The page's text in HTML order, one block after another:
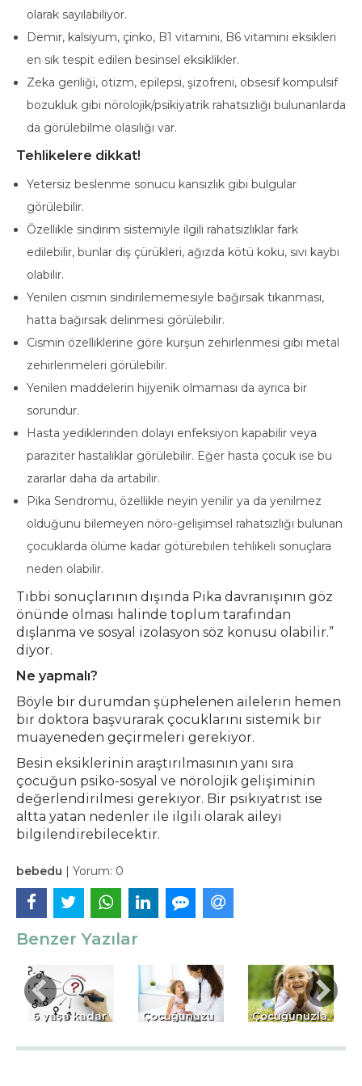
olarak sayılabiliyor.
Demir, kalsiyum, çinko, B1 vitamini, B6 vitamini eksikleri
en sık tespit edilen besinsel eksiklikler.
Zeka geriliği, otizm, epilepsi, şizofreni, obsesif kompulsif
bozukluk gibi nörolojik/psikiyatrik rahatsızlığı bulunanlarda
da görülebilme olasılığı var.
Tehlikelere dikkat!
Yetersiz beslenme sonucu kansızlık gibi bulgular
görülebilir.
Özellikle sindirim sistemiyle ilgili rahatsızlıklar fark
edilebilir, bunlar diş çürükleri, ağızda kötü koku, sıvı kaybı
olabilir.
Yenilen cismin sindirilememesiyle bağırsak tıkanması,
hatta bağırsak delinmesi görülebilir.
Cismin özelliklerine göre kurşun zehirlenmesi gibi metal
zehirlenmeleri görülebilir.
Yenilen maddelerin hijyenik olmaması da ayrıca bir
sorundur.
Hasta yediklerinden dolayı enfeksiyon kapabilir veya
paraziter hastalıklar görülebilir. Eğer hasta çocuk ise bu
zararlar daha da artabilir.
Pika Sendromu, özellikle neyin yenilir ya da yenilmez
olduğunu bilemeyen nöro-gelişimsel rahatsızlığı bulunan
çocuklarda ölüme kadar götürebilen tehlikeli sonuçlara
neden olabilir.
Tıbbi sonuçlarının dışında Pika davranışının göz
önünde olması halinde toplum tarafından
dışlanma ve sosyal izolasyon söz konusu olabilir.”
diyor.
Ne yapmalı?
Böyle bir durumdan şüphelenen ailelerin hemen
bir doktora başvurarak çocuklarını sistemik bir
muayeneden geçirmeleri gerekiyor.
Besin eksiklerinin araştırılmasının yanı sıra
çocuğun psiko-sosyal ve nörolojik gelişiminin
değerlendirilmesi gerekiyor. Bir psikiyatrist ise
altta yatan nedenler ile ilgili olarak aileyi
bilgilendirebilecektir.
bebedu | Yorum: 0
Benzer Yazılar
6 yaşa kadar
Çocuğunuzu
Çocuğunuzla